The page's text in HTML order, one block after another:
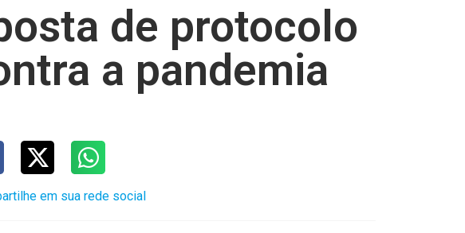
de protocolo
a pandemia
em sua rede social